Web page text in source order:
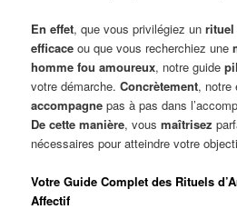
En effet, que vous privilégiez unrituel
efficace ou que vous recherchiez une
homme fou amoureux, notre guide
votre démarche.Concrètement, notre
accompagne pas à pas dans
De cette manière, vousmaîtrisez
nécessaires pour atteindre votre
Votre Guide Complet des Rituels
Affectif